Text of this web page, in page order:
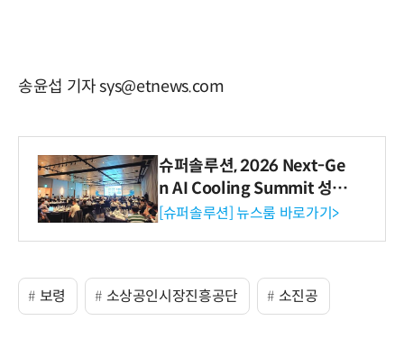
송윤섭 기자 sys@etnews.com
슈퍼솔루션, 2026 Next-Ge
n AI Cooling Summit 성황
리 성료
[슈퍼솔루션] 뉴스룸 바로가기>
보령 소상공인시장진흥공단 소진공